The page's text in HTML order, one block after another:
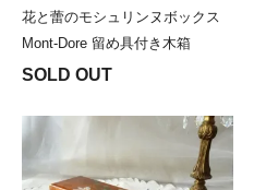
花と蕾のモシュリンヌボックス
Mont-Dore 留め具付き木箱
SOLD OUT